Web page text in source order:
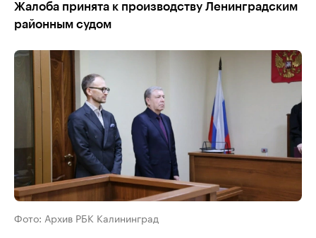
Жалоба принята к производству Ленинградским
районным судом
Фото: Архив РБК Калининград